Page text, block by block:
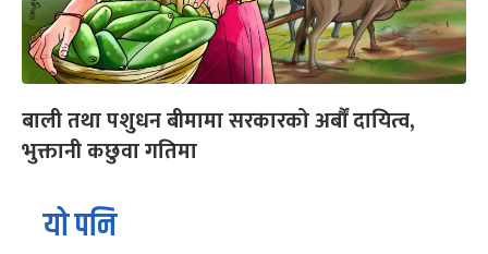
बाली तथा पशुधन बीमामा सरकारको अर्बौं दायित्व,
भुक्तानी कछुवा गतिमा
यो पनि